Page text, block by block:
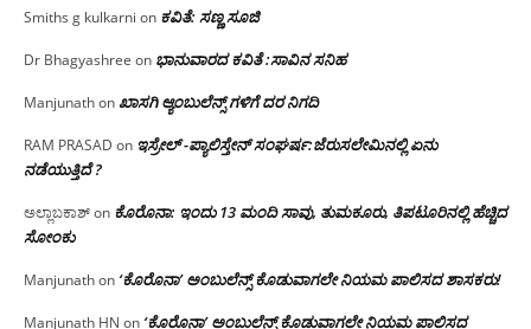
Smiths g kulkarni on ಕವಿತೆ: ಸಣ್ಣ ಸೂಜಿ
Dr Bhagyashree on ಭಾನುವಾರದ ಕವಿತೆ :ಸಾವಿನ ಸನಿಹ
Manjunathonಖಾಸಗಿ ಆ್ಯಂಬುಲೆನ್ಸ್ ಗಳಿಗೆ ದರ ನಿಗದಿ
RAM PRASAD on ಇಸ್ರೇಲ್ -ಪ್ಯಾಲಿಸ್ತೇನ್ ಸಂಘರ್ಷ:ಜೆರುಸಲೇಮಿನಲ್ಲಿ ಏನು
ನಡೆಯುತ್ತಿದೆ ?
ಅಲ್ಲಾಬಕಾಶ್on ಕೊರೊನಾ: ಇಂದು 13 ಮಂದಿ ಸಾವು, ತುಮಕೂರು, ತಿಪಟೂರಿನಲ್ಲಿ ಹೆಚ್ಚಿದ
ಸೋಂಕು
Manjunathon ‘ಕೊರೊನಾ’ ಅಂಬುಲೆನ್ಸ್ ಕೊಡುವಾಗಲೇ ನಿಯಮ ಪಾಲಿಸದ ಶಾಸಕರು!
Manjunath HN on ‘ಕೊರೊನಾ’ ಅಂಬುಲೆನ್ಸ್ ಕೊಡುವಾಗಲೇ ನಿಯಮ ಪಾಲಿಸದ